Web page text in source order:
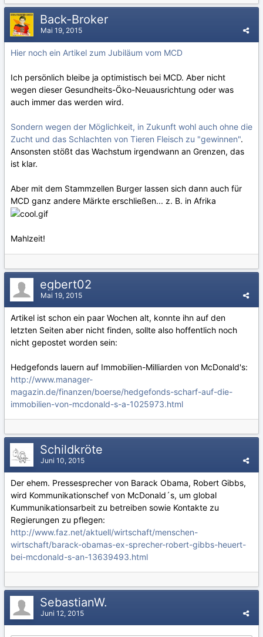
Back-Broker
Mai 19, 2015
Hier noch ein Artikel zum Jubiläum vom MCD
Ich persönlich bleibe ja optimistisch bei MCD. Aber nicht
wegen dieser Gesundheits-Öko-Neuausrichtung oder was
auch immer das werden wird.
Sondern wegen der Möglichkeit, in Zukunft wohl auch ohne die
Zucht und das Schlachten von Tieren Fleisch zu "gewinnen".
Ansonsten stößt das Wachstum irgendwann an Grenzen, das
ist klar.
Aber mit dem Stammzellen Burger lassen sich dann auch für
MCD ganz andere Märkte erschließen... z. B. in Afrika
Mahlzeit!
egbert02
Mai 19, 2015
Artikel ist schon ein paar Wochen alt, konnte ihn auf den
letzten Seiten aber nicht finden, sollte also hoffentlich noch
nicht gepostet worden sein:
Hedgefonds lauern auf Immobilien-Milliarden von McDonald's:
http://www.manager-
magazin.de/finanzen/boerse/hedgefonds-scharf-auf-die-
immobilien-von-mcdonald-s-a-1025973.html
Schildkröte
Juni 10, 2015
Der ehem. Pressesprecher von Barack Obama, Robert Gibbs,
wird Kommunikationschef von McDonald´s, um global
Kummunikationsarbeit zu betreiben sowie Kontakte zu
Regierungen zu pflegen:
http://www.faz.net/aktuell/wirtschaft/menschen-
wirtschaft/barack-obamas-ex-sprecher-robert-gibbs-heuert-
bei-mcdonald-s-an-13639493.html
SebastianW.
Juni 12, 2015